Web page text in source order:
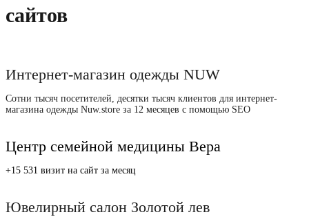
сайтов
Интернет-магазин одежды NUW
Сотни тысяч посетителей, десятки тысяч клиентов для интернет-
магазина одежды Nuw.store за 12 месяцев с помощью SEO
Центр семейной медицины Вера
+15 531 визит на сайт за месяц
Ювелирный салон Золотой лев